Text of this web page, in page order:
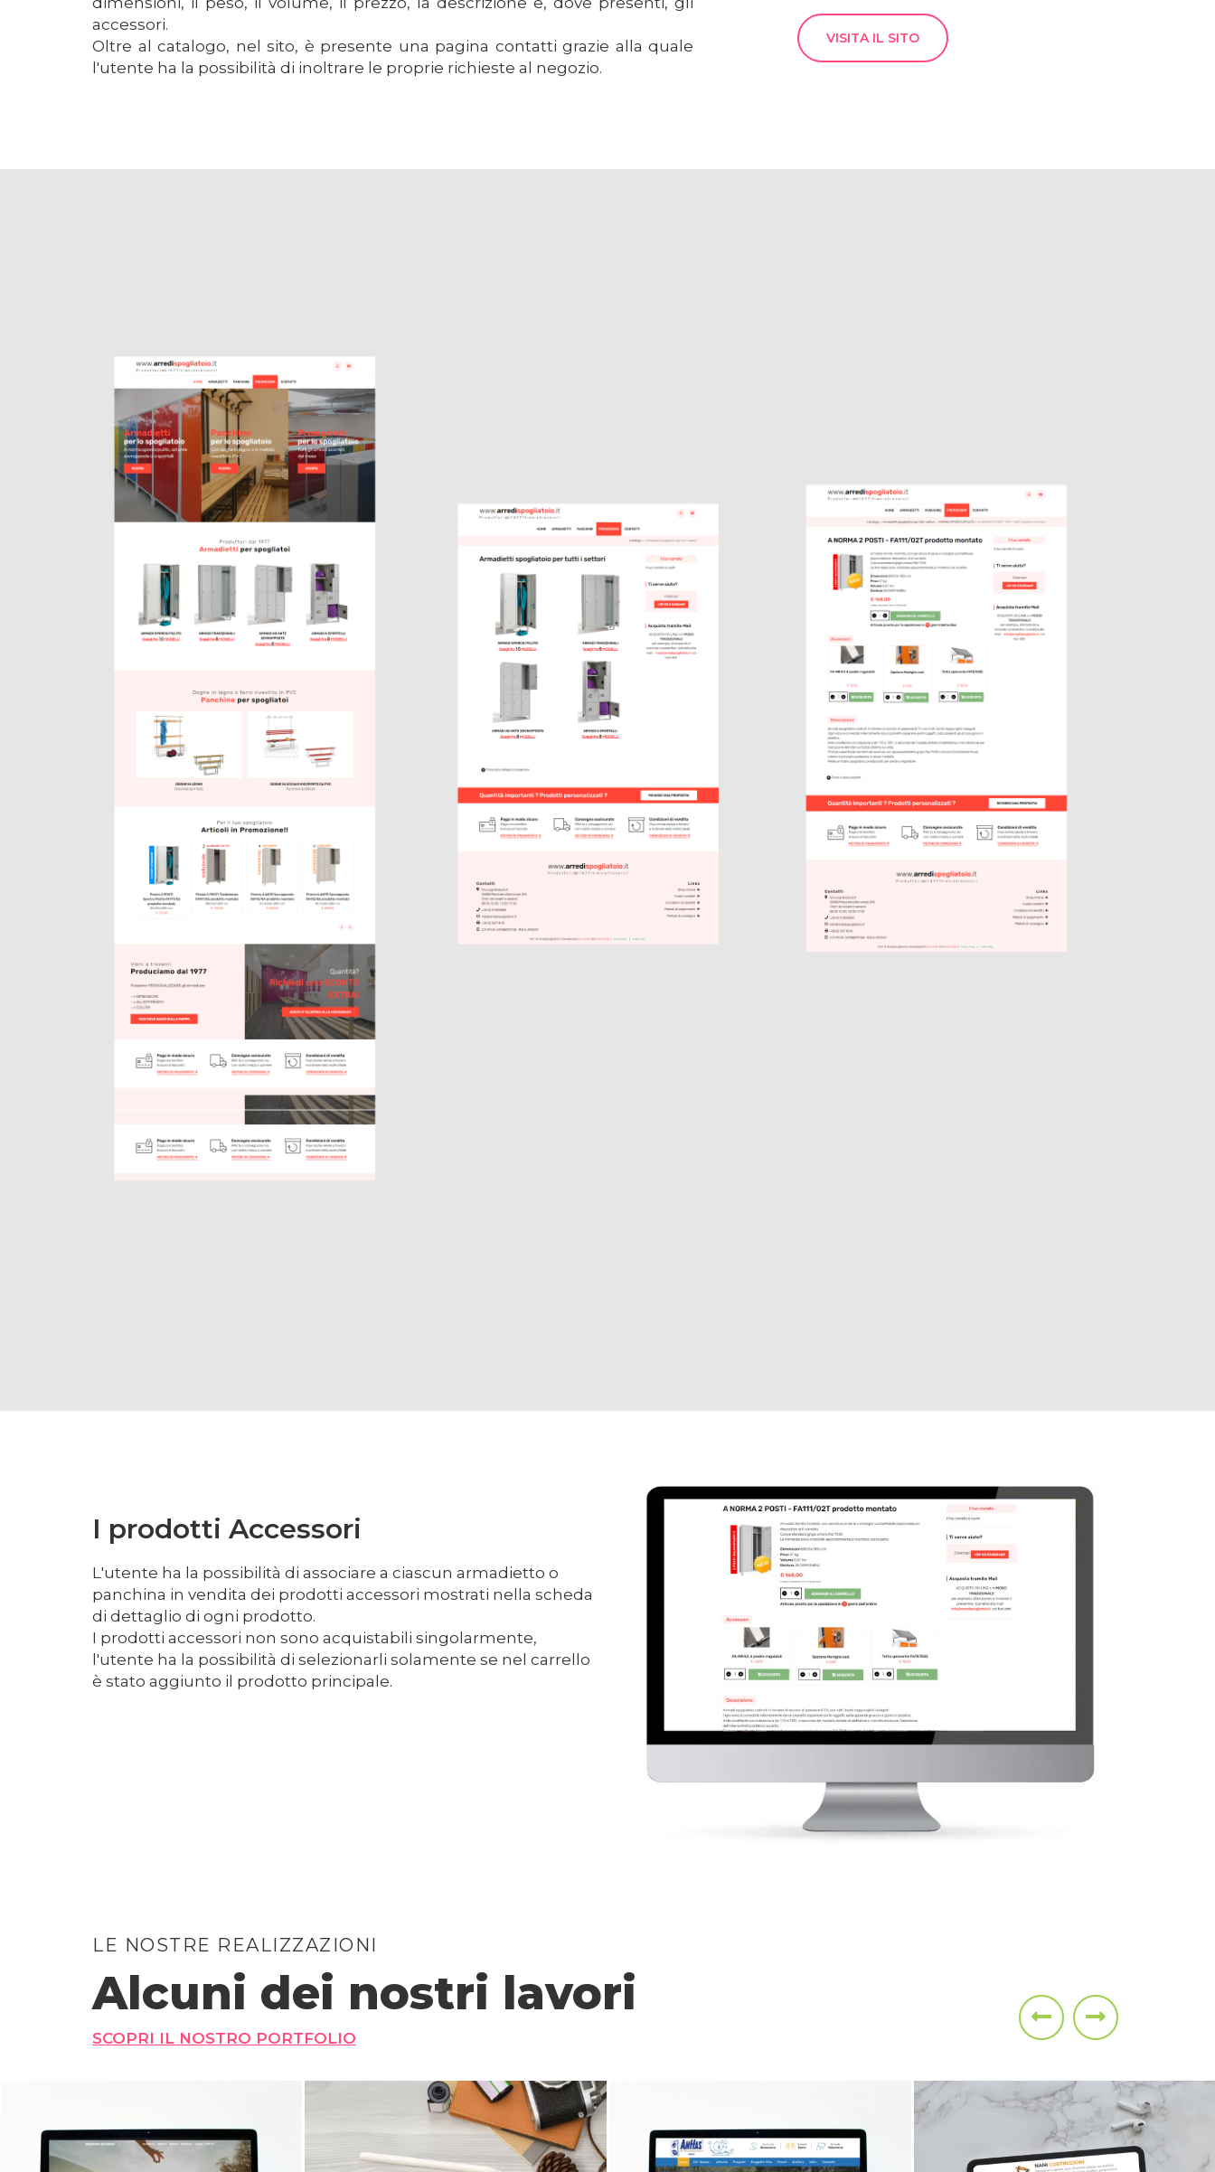
accessori.
Oltre al catalogo, nel sito, è presente una pagina contatti grazie alla quale
l'utente ha la possibilità di inoltrare le proprie richieste al negozio.
VISITA IL SITO
I prodotti Accessori
L'utente ha la possibilità di associare a ciascun armadietto o
panchina in vendita dei prodotti accessori mostrati nella scheda
di dettaglio di ogni prodotto.
I prodotti accessori non sono acquistabili singolarmente,
l'utente ha la possibilità di selezionarli solamente se nel carrello
è stato aggiunto il prodotto principale.
LE NOSTRE REALIZZAZIONI
Alcuni dei nostri lavori
SCOPRI IL NOSTRO PORTFOLIO